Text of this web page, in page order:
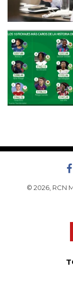
© 2026, RCN